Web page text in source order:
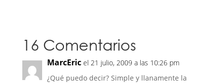
16 Comentarios
MarcEric el 21 julio, 2009 a las 10:26 pm
¿Qué puedo decir? Simple y llanamente la